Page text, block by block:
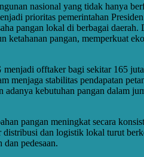
nasional yang tidak hanya
prioritas pemerintahan
pangan lokal di berbagai
ketahanan pangan, memperkuat
offtaker bagi sekitar 165
stabilitas pendapatan
kebutuhan pangan dalam
pangan meningkat secara
distribusi dan logistik lokal turut
pedesaan.